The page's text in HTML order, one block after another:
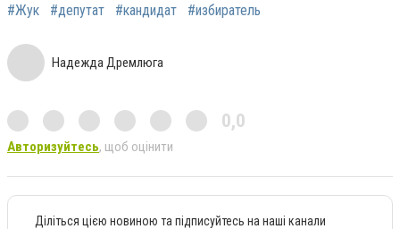
#Жук #депутат #кандидат #избиратель
Надежда Дремлюга
0,0
Авторизуйтесь, щоб оцінити
Діліться цією новиною та підписуйтесь на наші канали